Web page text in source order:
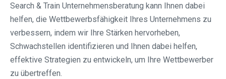
Search & Train Unternehmensberatung kann Ihnen dabei
helfen, die Wettbewerbsfähigkeit Ihres Unternehmens zu
verbessern, indem wir Ihre Stärken hervorheben,
Schwachstellen identifizieren und Ihnen dabei helfen,
effektive Strategien zu entwickeln, um Ihre Wettbewerber
zu übertreffen.